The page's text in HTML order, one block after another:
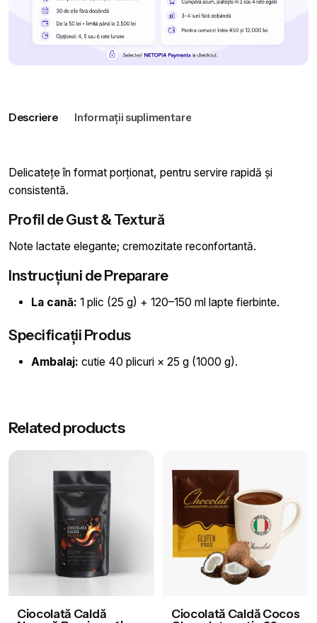
Descriere Informații suplimentare
Delicatețe în format porționat, pentru servire rapidă și
consistentă.
Profil de Gust & Textură
Note lactate elegante; cremozitate reconfortantă.
Instrucțiuni de Preparare
La cană: 1 plic (25 g) + 120–150 ml lapte fierbinte.
Specificații Produs
Ambalaj: cutie 40 plicuri × 25 g (1000 g).
Aromă
Chocolat
Gramaj Plic 40 × 25 g
Related products
Ciocolată Caldă
Ciocolată Caldă Cocos